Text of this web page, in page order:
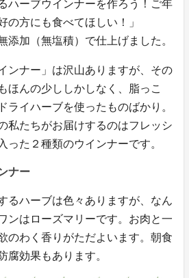
ハーブウインナーを作ろう！ご年
の方にも食べてほしい！」
添加（無塩積）で仕上げました。
ンナー」は沢山ありますが、その
ほんの少ししかしなく、脂っこ
ライハーブを使ったものばかり。
私たちがお届けするのはフレッシ
った２種類のウインナーです。
ナー
るハーブは色々ありますが、なん
ンはローズマリーです。お肉と一
のわく香りがただよいます。朝食
腐効果もあります。